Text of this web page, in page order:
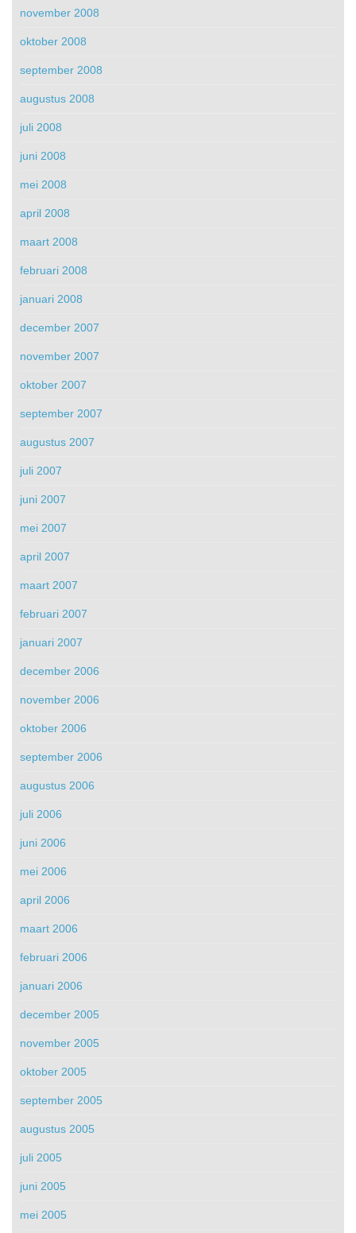
november 2008
oktober 2008
september 2008
augustus 2008
juli 2008
juni 2008
mei 2008
april 2008
maart 2008
februari 2008
januari 2008
december 2007
november 2007
oktober 2007
september 2007
augustus 2007
juli 2007
juni 2007
mei 2007
april 2007
maart 2007
februari 2007
januari 2007
december 2006
november 2006
oktober 2006
september 2006
augustus 2006
juli 2006
juni 2006
mei 2006
april 2006
maart 2006
februari 2006
januari 2006
december 2005
november 2005
oktober 2005
september 2005
augustus 2005
juli 2005
juni 2005
mei 2005